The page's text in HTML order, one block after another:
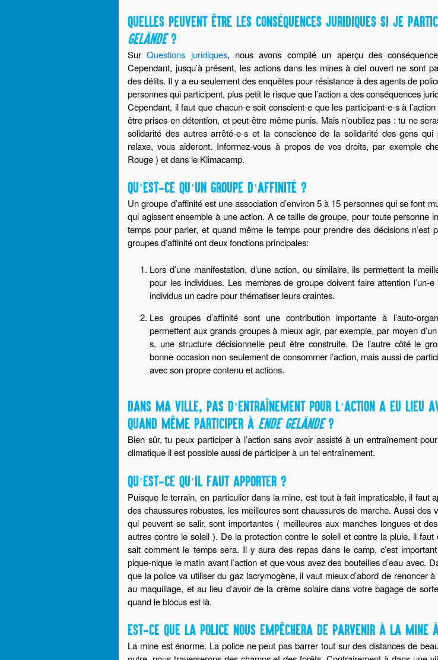
QUELLES PEUVENT ÊTRE LES CONSÉQUENCES JURIDIQUES SI JE
GELÄNDE?
SurQuestions juridiques, nous avons compilé un aperçu des
Cependant, jusqu’à présent, les actions dans les mines à ciel ouvert ne sont
des délits. Il y a eu seulement des enquêtes pour résistance à des agents de
personnes qui participent, plus petit le risque que l’action a des conséquences
Cependant, il faut que chacun-e soit conscient-e que les participant-e-s à l’action
être prises en détention, et peut-être même punis. Mais n’oubliez pas : tu ne
solidarité des autres arrêté-e-s et la conscience de la solidarité des gens
relaxe, vous aideront. Informez-vous à propos de vos droits, par exemple
Rouge ) et dans le Klimacamp.
QU’EST-CE QU’UN GROUPE D’AFFINITÉ ?
Un groupe d’affinité est une association d’environ 5 à 15 personnes qui se font
qui agissent ensemble à une action. A ce taille de groupe, pour toute personne
temps pour parler, et quand même le temps pour prendre des décisions n’est
groupes d’affinité ont deux fonctions principales:
Lors d’une manifestation, d’une action, ou similaire, ils permettent la
pour les individues. Les membres de groupe doivent faire attention l’un-
individus un cadre pour thématiser leurs craintes.
Les groupes d’affinité sont une contribution importante à l’auto-
permettent aux grands groupes à mieux agir, par exemple, par moyen
s, une structure décisionnelle peut être construite. De l’autre côté le
bonne occasion non seulement de consommer l’action, mais aussi de
avec son propre contenu et actions.
DANS MA VILLE, PAS D’ENTRAÎNEMENT POUR L’ACTION A EU LIEU
QUAND MÊME PARTICIPER À ENDE GELÄNDE?
Bien sûr, tu peux participer à l’action sans avoir assisté à un entraînement
climatique il est possible aussi de participer à un tel entraînement.
QU’EST-CE QU’IL FAUT APPORTER ?
Puisque le terrain, en particulier dans la mine, est tout à fait impraticable, il faut
des chaussures robustes, les meilleures sont chaussures de marche. Aussi des
qui peuvent se salir, sont importantes ( meilleures aux manches longues et
autres contre le soleil ). De la protection contre le soleil et contre la pluie, il faut
sait comment le temps sera. Il y aura des repas dans le camp, c’est
pique-nique le matin avant l’action et que vous avez des bouteilles d’eau avec.
que la police va utiliser du gaz lacrymogène, il vaut mieux d’abord de renoncer
au maquillage, et au lieu d’avoir de la crème solaire dans votre bagage de
quand le blocus est là.
EST-CE QUE LA POLICE NOUS EMPÊCHERA DE PARVENIR À LA MINE
La mine est énorme. La police ne peut pas barrer tout sur des distances de